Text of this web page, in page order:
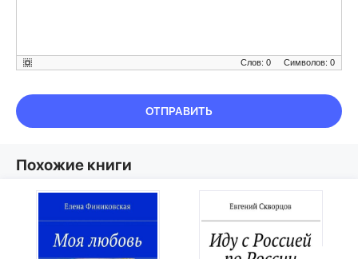
Символов: 0
Слов: 0
ОТПРАВИТЬ
Похожие книги